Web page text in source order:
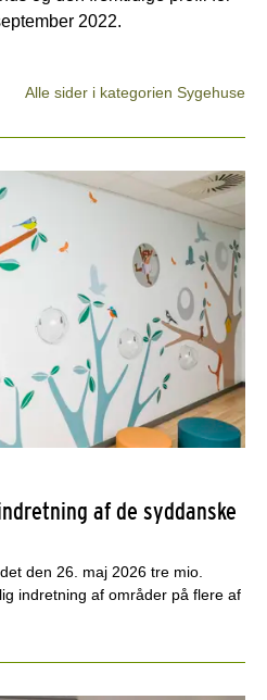
2022.
Alle sider i kategorien Sygehuse
af de syddanske
den 26. maj 2026 tre mio.
indretning af områder på flere af